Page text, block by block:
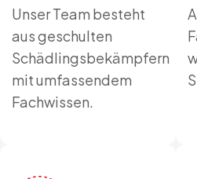
Unser Team besteht
aus geschulten
Schädlingsbekämpfern
mit umfassendem
Fachwissen.